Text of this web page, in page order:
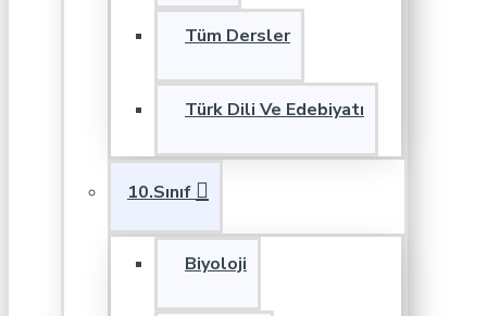
Tüm Dersler
Türk Dili Ve Edebiyatı
10.Sınıf
Biyoloji